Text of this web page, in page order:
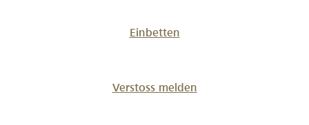
Einbetten
Verstoss melden